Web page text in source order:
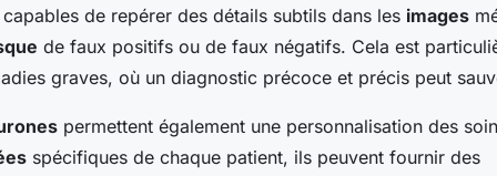
de repérer des détails subtils dans les images
de faux positifs ou de faux négatifs. Cela est
graves, où un diagnostic précoce et précis peut
permettent également une personnalisation des
spécifiques de chaque patient, ils peuvent fournir des